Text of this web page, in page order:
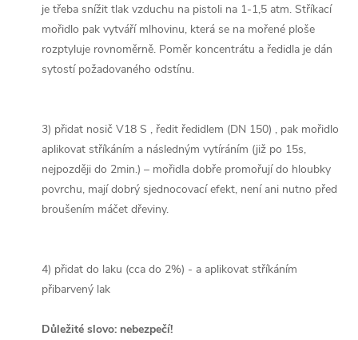
je třeba snížit tlak vzduchu na pistoli na 1-1,5 atm. Stříkací
mořidlo pak vytváří mlhovinu, která se na mořené ploše
rozptyluje rovnoměrně. Poměr koncentrátu a ředidla je dán
sytostí požadovaného odstínu.
3) přidat nosič V18 S , ředit ředidlem (DN 150) , pak mořidlo
aplikovat stříkáním a následným vytíráním (již po 15s,
nejpozději do 2min.) – mořidla dobře promořují do hloubky
povrchu, mají dobrý sjednocovací efekt, není ani nutno před
broušením máčet dřeviny.
4) přidat do laku (cca do 2%) - a aplikovat stříkáním
přibarvený lak
Důležité slovo: nebezpečí!